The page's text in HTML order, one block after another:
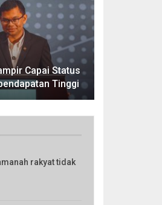
Capai Status
Tinggi
rakyat tidak